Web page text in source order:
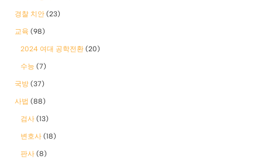
경찰 치안 (23)
교육 (98)
2024 여대 공학전환 (20)
수능 (7)
국방 (37)
사법 (88)
검사 (13)
변호사 (18)
판사 (8)